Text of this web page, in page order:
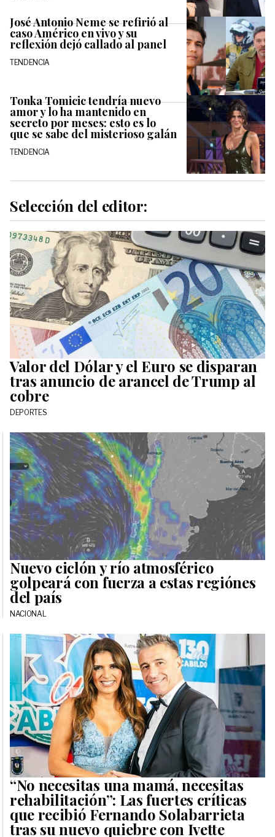
José Antonio Neme se refirió al
caso Américo en vivo y su
reflexión dejó callado al panel
TENDENCIA
Tonka Tomicic tendría nuevo
amor y lo ha mantenido en
secreto por meses: esto es lo
que se sabe del misterioso galán
TENDENCIA
Selección del editor:
Valor del Dólar y el Euro se disparan
tras anuncio de arancel de Trump al
cobre
DEPORTES
Nuevo ciclón y río atmosférico
golpeará con fuerza a estas regiónes
del país
NACIONAL
“No necesitas una mamá, necesitas
rehabilitación”: Las fuertes críticas
que recibió Fernando Solabarrieta
tras su nuevo quiebre con Ivette